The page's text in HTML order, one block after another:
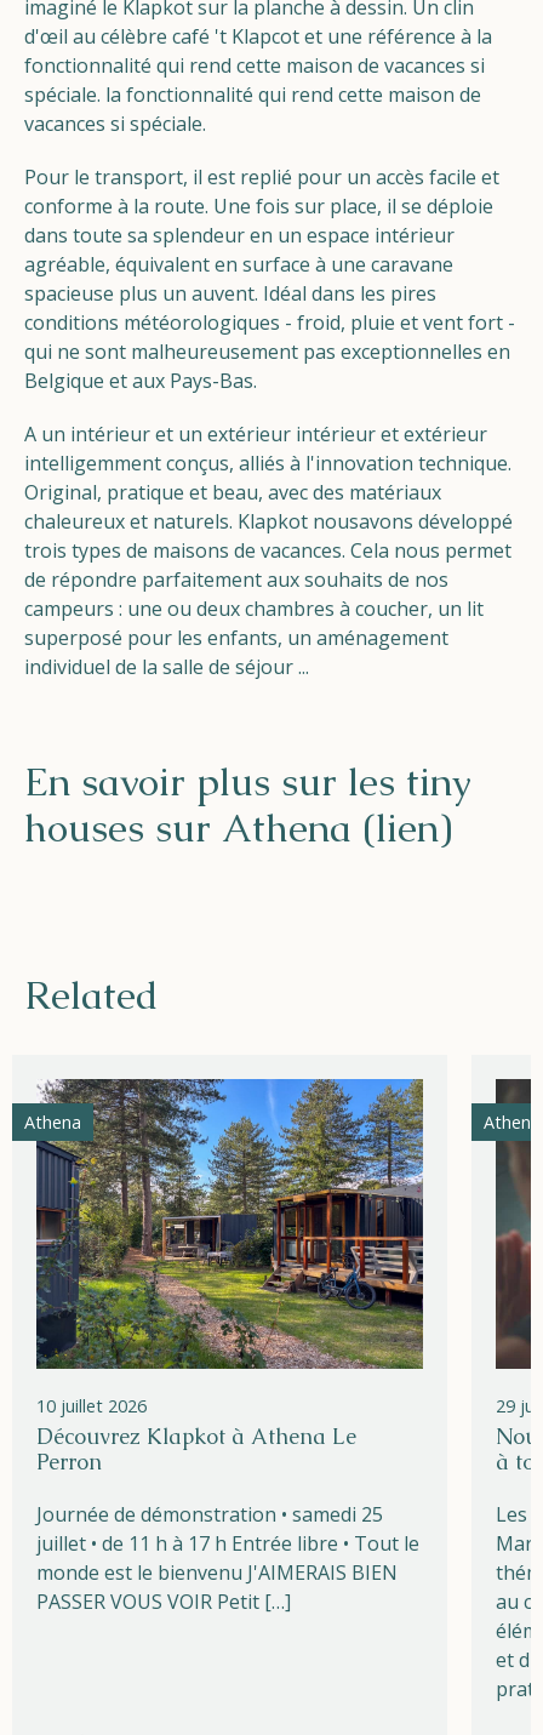
imaginé le Klapkot sur la planche à dessin. Un clin
d'œil au célèbre café 't Klapcot et une référence à la
fonctionnalité qui rend cette maison de vacances si
spéciale. la fonctionnalité qui rend cette maison de
vacances si spéciale.
Pour le transport, il est replié pour un accès facile et
conforme à la route. Une fois sur place, il se déploie
dans toute sa splendeur en un espace intérieur
agréable, équivalent en surface à une caravane
spacieuse plus un auvent. Idéal dans les pires
conditions météorologiques - froid, pluie et vent fort -
qui ne sont malheureusement pas exceptionnelles en
Belgique et aux Pays-Bas.
A un intérieur et un extérieur intérieur et extérieur
intelligemment conçus, alliés à l'innovation technique.
Original, pratique et beau, avec des matériaux
chaleureux et naturels. Klapkot nousavons développé
trois types de maisons de vacances. Cela nous permet
de répondre parfaitement aux souhaits de nos
campeurs : une ou deux chambres à coucher, un lit
superposé pour les enfants, un aménagement
individuel de la salle de séjour ...
En savoir plus sur les tiny
houses sur Athena (lien)
Related
Athena
10 juillet 2026
Découvrez Klapkot à Athena Le
Perron
Journée de démonstration • samedi 25
juillet • de 11 h à 17 h Entrée libre • Tout le
monde est le bienvenu J'AIMERAIS BIEN
PASSER VOUS VOIR Petit […]
29
à
Les
au
et